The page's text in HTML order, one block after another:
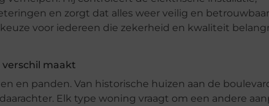
en zorgt dat alles weer veilig en
voor iedereen die zekerheid en kwaliteit
maakt
en panden. Van historische huizen aan de
Elk type woning vraagt om een andere